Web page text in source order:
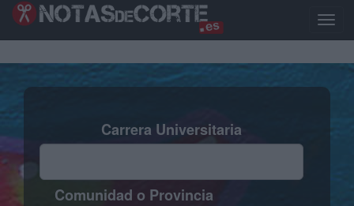
Pasar
Toggle
Carrera Universitaria
Comunidad o Provincia